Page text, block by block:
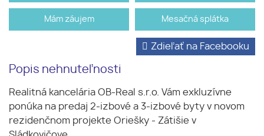
Mám záujem Mesačná splátka
Popis nehnuteľnosti
Zdieľať na Facebooku
Realitná kancelária OB-Real s.r.o. Vám exkluzívne
ponúka na predaj 2-izbové a 3-izbové byty v novom
rezidenčnom projekte Oriešky - Zátišie v